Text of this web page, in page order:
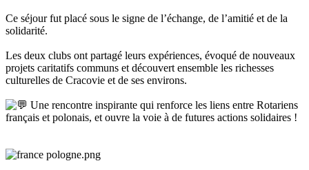
Ce séjour fut placé sous le signe de l’échange, de l’amitié et de la
solidarité.
Les deux clubs ont partagé leurs expériences, évoqué de nouveaux
projets caritatifs communs et découvert ensemble les richesses
culturelles de Cracovie et de ses environs.
Une rencontre inspirante qui renforce les liens entre Rotariens
français et polonais, et ouvre la voie à de futures actions solidaires !